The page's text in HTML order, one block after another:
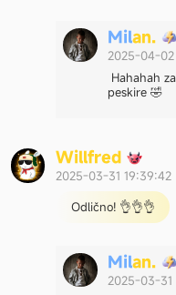
Milan.
2025-04-
Hahahah
peskire 🤣
Willfred
2025-03-31 19:39:42
Odlično! 👌👌👌
Milan.
2025-03-